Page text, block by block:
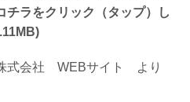
チラをクリック（タップ）し
式会社 WEBサイト より